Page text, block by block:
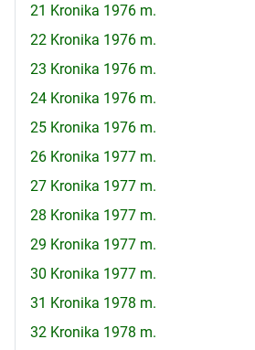
21 Kronika 1976 m.
22 Kronika 1976 m.
23 Kronika 1976 m.
24 Kronika 1976 m.
25 Kronika 1976 m.
26 Kronika 1977 m.
27 Kronika 1977 m.
28 Kronika 1977 m.
29 Kronika 1977 m.
30 Kronika 1977 m.
31 Kronika 1978 m.
32 Kronika 1978 m.